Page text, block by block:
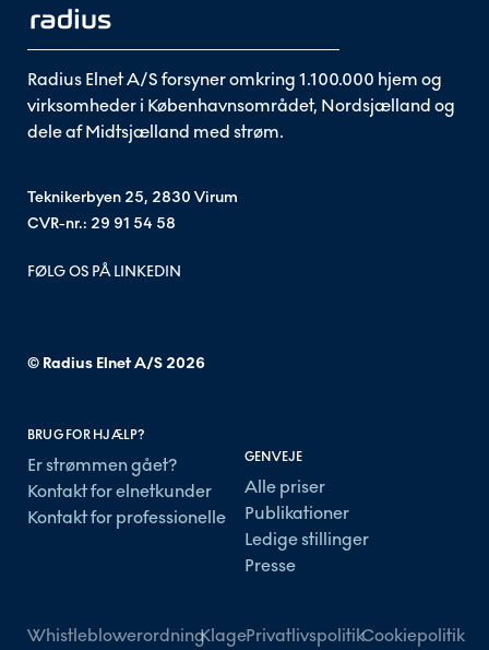
Radius Elnet A/S forsyner omkring 1.100.000 hjem og
virksomheder i Københavnsområdet, Nordsjælland og
dele af Midtsjælland med strøm.
Teknikerbyen 25, 2830 Virum
CVR-nr.: 29 91 54 58
FØLG OS PÅ LINKEDIN
© Radius Elnet A/S 2026
BRUG FOR HJÆLP?
Er strømmen gået?
Kontakt for elnetkunder
Kontakt for professionelle
GENVEJE
Alle priser
Publikationer
Ledige stillinger
Presse
WhistleblowerordningKlagePrivatlivspolitikCookiepolitik